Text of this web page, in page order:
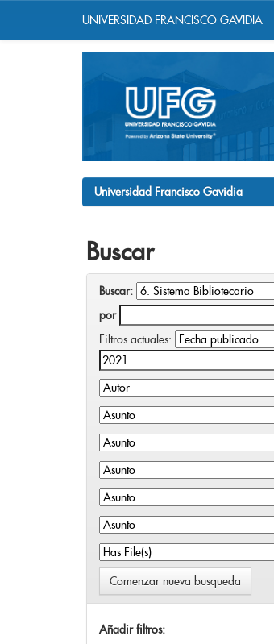
UNIVERSIDAD FRANCISCO GAVIDIA
Universidad Francisco Gavidia
Buscar
Buscar:
por
Filtros actuales:
Comenzar nueva busqueda
Añadir filtros: